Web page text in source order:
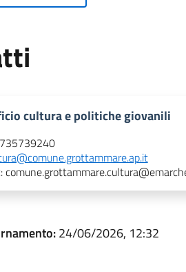
cultura e politiche giovanili
24/06/2026, 12:32